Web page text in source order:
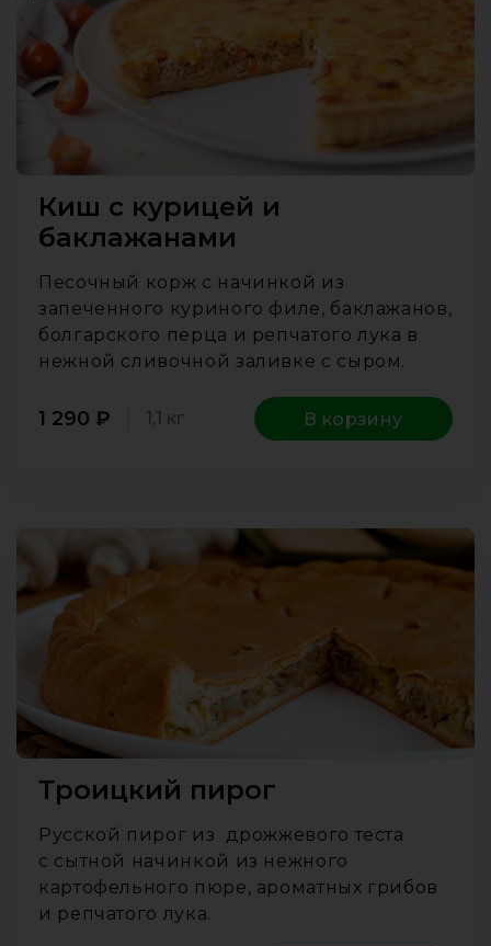
Киш с курицей и
баклажанами
Песочный корж с начинкой из
запеченного куриного филе, баклажанов,
болгарского перца и репчатого лука в
нежной сливочной заливке с сыром.
1 290 ₽ 1,1 кг В корзину
Троицкий пирог
Русской пирог из дрожжевого теста
с сытной начинкой из нежного
картофельного пюре, ароматных грибов
и репчатого лука.